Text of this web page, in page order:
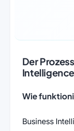
Der
Intelligence
Wie
Business